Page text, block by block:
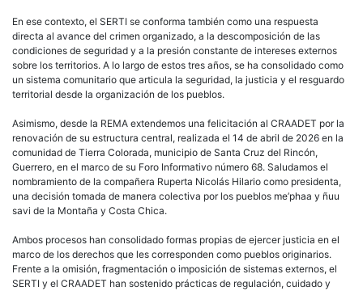
En ese contexto, el SERTI se conforma también como una respuesta
directa al avance del crimen organizado, a la descomposición de las
condiciones de seguridad y a la presión constante de intereses externos
sobre los territorios. A lo largo de estos tres años, se ha consolidado como
un sistema comunitario que articula la seguridad, la justicia y el resguardo
territorial desde la organización de los pueblos.
Asimismo, desde la REMA extendemos una felicitación al CRAADET por la
renovación de su estructura central, realizada el 14 de abril de 2026 en la
comunidad de Tierra Colorada, municipio de Santa Cruz del Rincón,
Guerrero, en el marco de su Foro Informativo número 68. Saludamos el
nombramiento de la compañera Ruperta Nicolás Hilario como presidenta,
una decisión tomada de manera colectiva por los pueblos me’phaa y ñuu
savi de la Montaña y Costa Chica.
Ambos procesos han consolidado formas propias de ejercer justicia en el
marco de los derechos que les corresponden como pueblos originarios.
Frente a la omisión, fragmentación o imposición de sistemas externos, el
SERTI y el CRAADET han sostenido prácticas de regulación, cuidado y